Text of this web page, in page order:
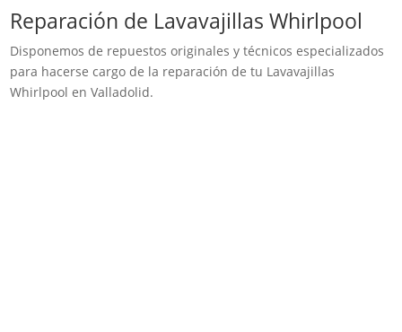
Reparación de Lavavajillas Whirlpool
Disponemos de repuestos originales y técnicos especializados
para hacerse cargo de la reparación de tu Lavavajillas
Whirlpool en Valladolid.